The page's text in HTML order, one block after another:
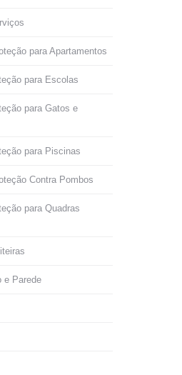
para Apartamentos
para Escolas
para Gatos e
para Piscinas
Contra Pombos
para Quadras
e Parede